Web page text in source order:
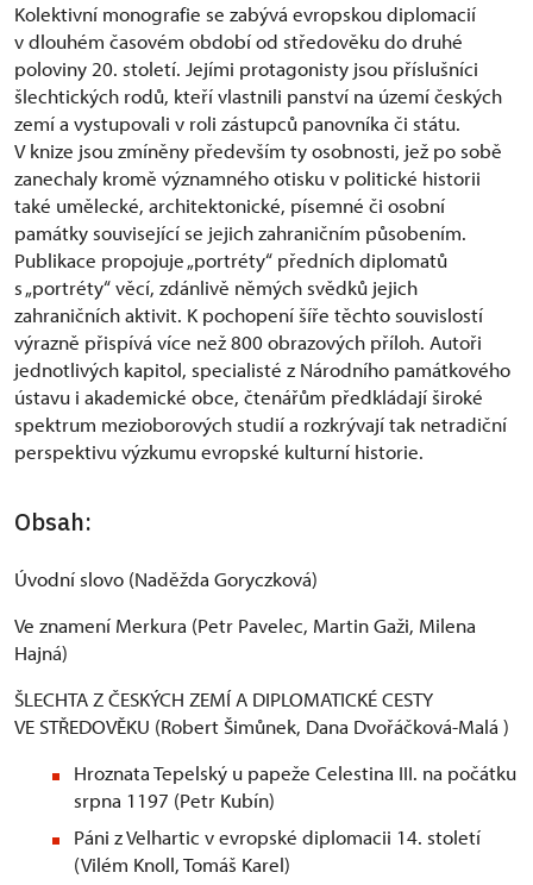
Kolektivní monografie se zabývá evropskou diplomacií
v dlouhém časovém období od středověku do druhé
poloviny 20. století. Jejími protagonisty jsou příslušníci
šlechtických rodů, kteří vlastnili panství na území českých
zemí a vystupovali v roli zástupců panovníka či státu.
V knize jsou zmíněny především ty osobnosti, jež po sobě
zanechaly kromě významného otisku v politické historii
také umělecké, architektonické, písemné či osobní
památky související se jejich zahraničním působením.
Publikace propojuje „portréty“ předních diplomatů
s „portréty“ věcí, zdánlivě němých svědků jejich
zahraničních aktivit. K pochopení šíře těchto souvislostí
výrazně přispívá více než 800 obrazových příloh. Autoři
jednotlivých kapitol, specialisté z Národního památkového
ústavu i akademické obce, čtenářům předkládají široké
spektrum mezioborových studií a rozkrývají tak netradiční
perspektivu výzkumu evropské kulturní historie.
Obsah:
Úvodní slovo (Naděžda Goryczková)
Ve znamení Merkura (Petr Pavelec, Martin Gaži, Milena
Hajná)
ŠLECHTA Z ČESKÝCH ZEMÍ A DIPLOMATICKÉ CESTY
VE STŘEDOVĚKU (Robert Šimůnek, Dana Dvořáčková-Malá )
Hroznata Tepelský u papeže Celestina III. na počátku
srpna 1197 (Petr Kubín)
Páni z Velhartic v evropské diplomacii 14. století
(Vilém Knoll, Tomáš Karel)